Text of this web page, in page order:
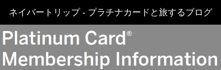
ネイバートリップ - プラチナカードと旅するブログ